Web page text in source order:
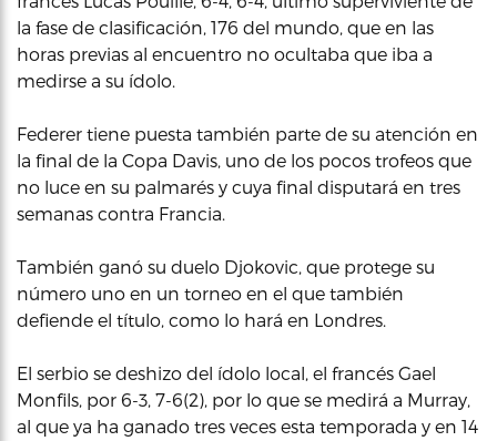
la fase de clasificación, 176 del mundo, que en las
horas previas al encuentro no ocultaba que iba a
medirse a su ídolo.
Federer tiene puesta también parte de su atención en
la final de la Copa Davis, uno de los pocos trofeos que
no luce en su palmarés y cuya final disputará en tres
semanas contra Francia.
También ganó su duelo Djokovic, que protege su
número uno en un torneo en el que también
defiende el título, como lo hará en Londres.
El serbio se deshizo del ídolo local, el francés Gael
Monfils, por 6-3, 7-6(2), por lo que se medirá a Murray,
al que ya ha ganado tres veces esta temporada y en 14